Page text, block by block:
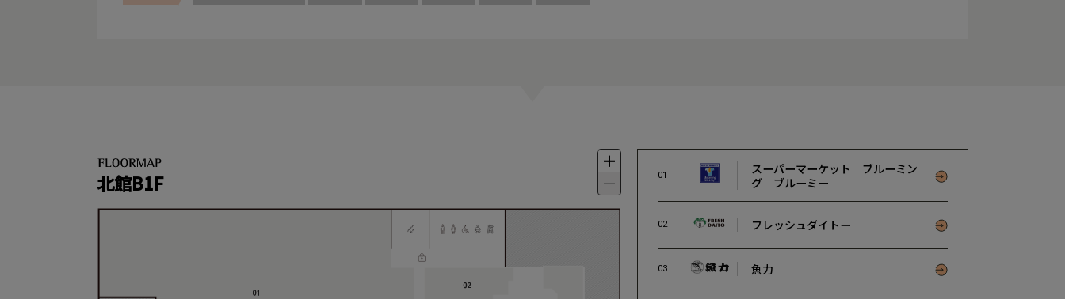
北館B1F 01
スーパーマーケット ブルーミン
グ ブルーミー
02 フレッシュダイトー
03 魚力